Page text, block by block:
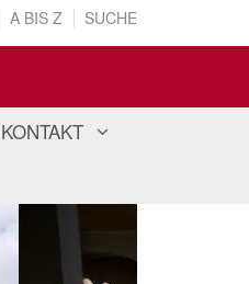
A BIS Z SUCHE
KONTAKT